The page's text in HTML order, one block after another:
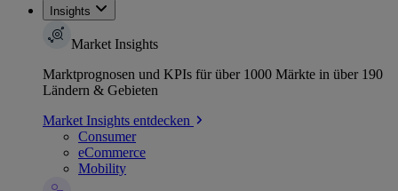
Insights
Market Insights
Marktprognosen und KPIs für über 1000 Märkte in über 190
Ländern & Gebieten
Market Insights entdecken
Consumer
eCommerce
Mobility